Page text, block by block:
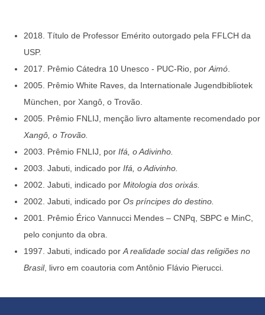
2018. Título de Professor Emérito outorgado pela FFLCH da
USP.
2017. Prêmio Cátedra 10 Unesco - PUC-Rio, por Aimó
2005. Prêmio White Raves, da Internationale Jugendbibliotek
München, por Xangô, o Trovão.
2005. Prêmio FNLIJ, menção livro altamente recomendado por
Xangô, o Trovão.
2003. Prêmio FNLIJ, por Ifá, o Adivinho.
2003. Jabuti, indicado por Ifá, o Adivinho.
2002. Jabuti, indicado por Mitologia dos orixás.
2002. Jabuti, indicado por Os príncipes do destino.
2001. Prêmio Érico Vannucci Mendes – CNPq, SBPC e MinC,
pelo conjunto da obra.
1997. Jabuti, indicado por A realidade social das religiões no
Brasil, livro em coautoria com Antônio Flávio Pierucci.